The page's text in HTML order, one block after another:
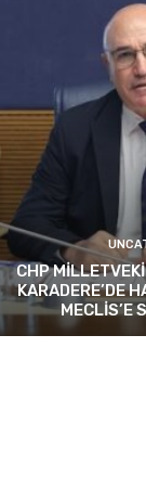
CHP
KARADERE’DE
MECLİS’E